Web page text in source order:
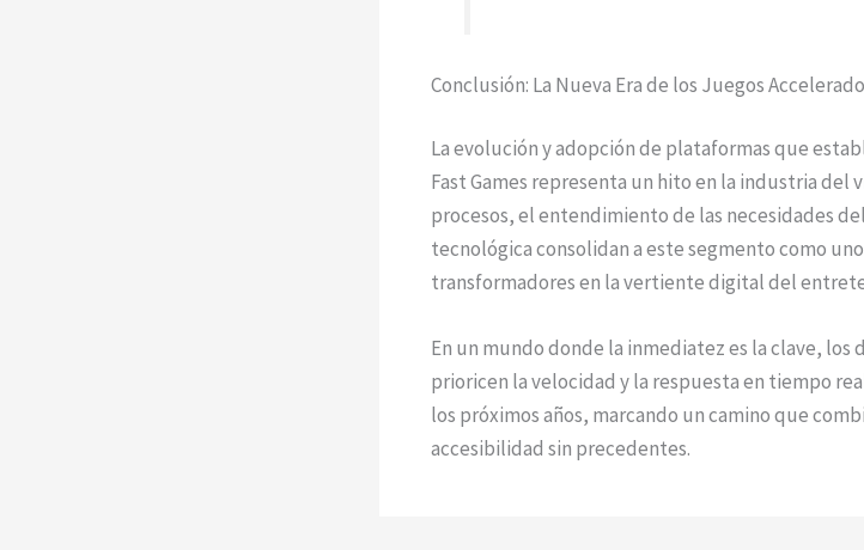
Conclusión: La Nueva Era de los Juegos
La evolución y adopción de plataformas que
Fast Games representa un hito en la industria del
procesos, el entendimiento de las necesidades
tecnológica consolidan a este segmento como
transformadores en la vertiente digital del
En un mundo donde la inmediatez es la clave,
prioricen la velocidad y la respuesta en tiempo
los próximos años, marcando un camino que
accesibilidad sin precedentes.